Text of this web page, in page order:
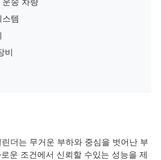
템
비
더는 무거운 부하와 중심을 벗어난 부
운 조건에서 신뢰할 수있는 성능을 제